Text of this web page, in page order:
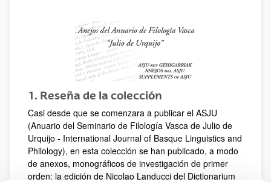
1. Reseña de la colección
Casi desde que se comenzara a publicar el ASJU
(Anuario del Seminario de Filología Vasca de Julio de
Urquijo - International Journal of Basque Linguistics and
Philology), en esta colección se han publicado, a modo
de anexos, monográficos de investigación de primer
orden: la edición de Nicolao Landucci del Dictionarium